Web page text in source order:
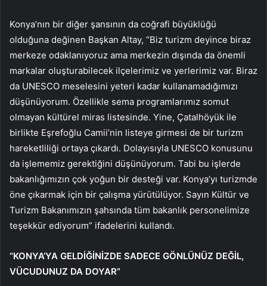
Konya’nın bir diğer şansının da coğrafi büyüklüğü
olduğuna değinen Başkan Altay, “Biz turizm deyince biraz
merkeze odaklanıyoruz ama merkezin dışında da önemli
markalar oluşturabilecek ilçelerimiz ve yerlerimiz var. Biraz
da UNESCO meselesini yeteri kadar kullanamadığımızı
düşünüyorum. Özellikle sema programlarımız somut
olmayan kültürel miras listesinde. Yine, Çatalhöyük ile
birlikte Eşrefoğlu Camii’nin listeye girmesi de bir turizm
hareketliliği ortaya çıkardı. Dolayısıyla UNESCO konusunu
da işlememiz gerektiğini düşünüyorum. Tabi bu işlerde
bakanlığımızın çok yoğun bir desteği var. Konya’yı turizmde
öne çıkarmak için bir çalışma yürütülüyor. Sayın Kültür ve
Turizm Bakanımızın şahsında tüm bakanlık personelimize
teşekkür ediyorum” ifadelerini kullandı.
“KONYA’YA GELDİĞİNİZDE SADECE GÖNLÜNÜZ DEĞİL,
VÜCUDUNUZ DA DOYAR”